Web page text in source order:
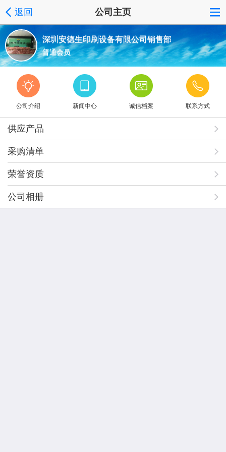
返回 公司主页
深圳安德生印刷设备有限公司销售部
普通会员
公司介绍 新闻中心 诚信档案 联系方式
供应产品
采购清单
荣誉资质
公司相册